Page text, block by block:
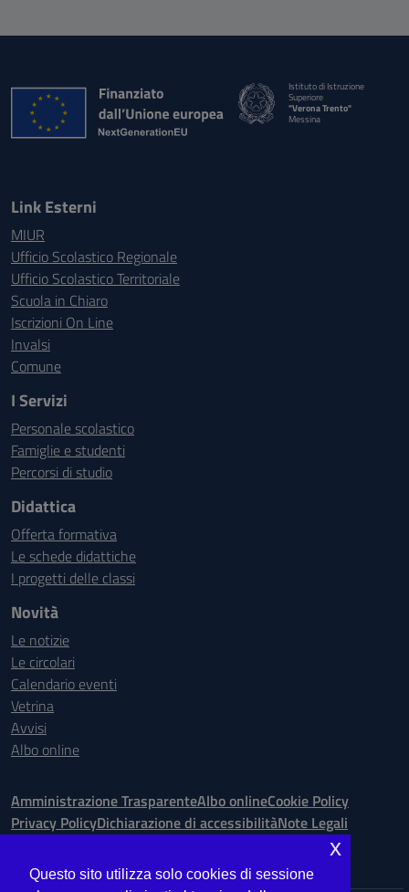
Istituto di Istruzione
Superiore
"Verona Trento"
Messina
Link Esterni
MIUR
Ufficio Scolastico Regionale
Ufficio Scolastico Territoriale
Scuola in Chiaro
Iscrizioni On Line
Invalsi
Comune
I Servizi
Personale scolastico
Famiglie e studenti
Percorsi di studio
Didattica
Offerta formativa
Le schede didattiche
I progetti delle classi
Novità
Le notizie
Le circolari
Calendario eventi
Vetrina
Avvisi
Albo online
Amministrazione TrasparenteAlbo onlineCookie Policy
Privacy PolicyDichiarazione di accessibilitàNote Legali
Questo sito utilizza solo cookies di sessione
x